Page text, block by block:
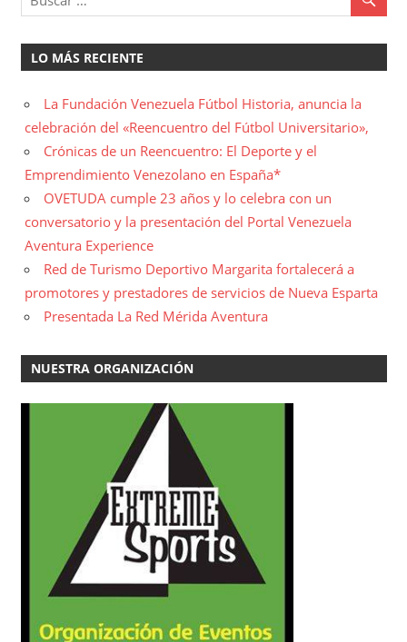
LO MÁS RECIENTE
La Fundación Venezuela Fútbol Historia, anuncia la
celebración del «Reencuentro del Fútbol Universitario»,
Crónicas de un Reencuentro: El Deporte y el
Emprendimiento Venezolano en España*
OVETUDA cumple 23 años y lo celebra con un
conversatorio y la presentación del Portal Venezuela
Aventura Experience
Red de Turismo Deportivo Margarita fortalecerá a
promotores y prestadores de servicios de Nueva Esparta
Presentada La Red Mérida Aventura
NUESTRA ORGANIZACIÓN